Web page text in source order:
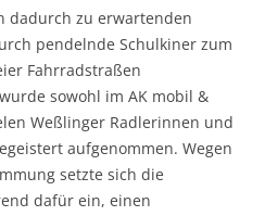
dadurch zu erwartenden
pendelnde Schulkiner zum
Fahrradstraßen
sowohl im AK mobil &
Weßlinger Radlerinnen und
aufgenommen. Wegen
setzte sich die
dafür ein, einen